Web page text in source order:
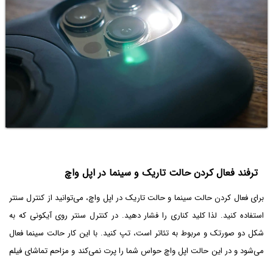
ترفند فعال کردن حالت تاریک و سینما در اپل واچ
برای فعال کردن حالت سینما و حالت تاریک در اپل واچ، می‌توانید از کنترل سنتر
استفاده کنید. لذا کلید کناری را فشار دهید. در کنترل سنتر روی آیکونی که به
شکل دو صورتک و مربوط به تئاتر است، تپ کنید. با این کار حالت سینما فعال
می‌شود و در این حالت اپل واچ حواس شما را پرت نمی‌کند و مزاحم تماشای فیلم